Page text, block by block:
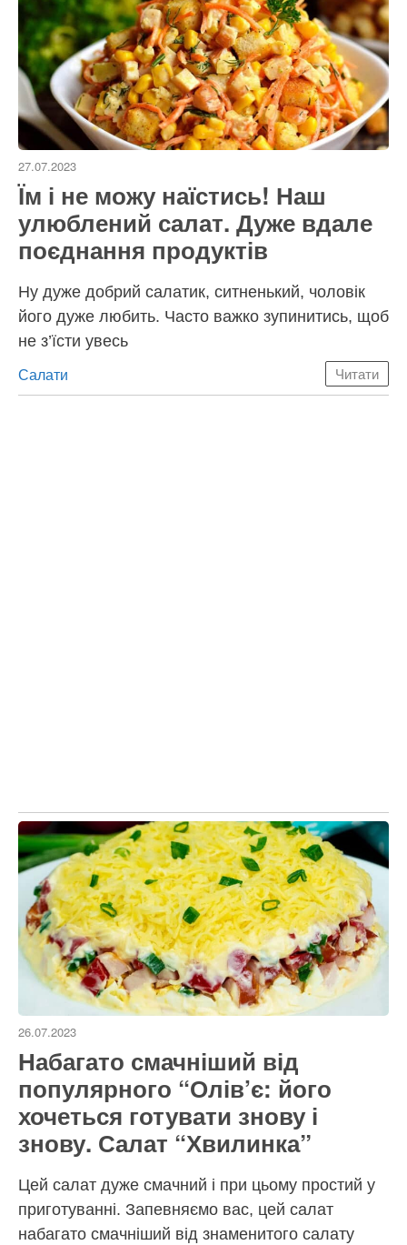
27.07.2023
Їм і не можу наїстись! Наш
улюблений салат. Дуже вдале
поєднання продуктів
Ну дуже добрий салатик, ситненький, чоловік
його дуже любить. Часто важко зупинитись, щоб
не з’їсти увесь
Категорії
Салати Читати
26.07.2023
Набагато смачніший від
популярного “Олів’є: його
хочеться готувати знову і
знову. Салат “Хвилинка”
Цей салат дуже смачний і при цьому простий у
приготуванні. Запевняємо вас, цей салат
набагато смачніший від знаменитого салату